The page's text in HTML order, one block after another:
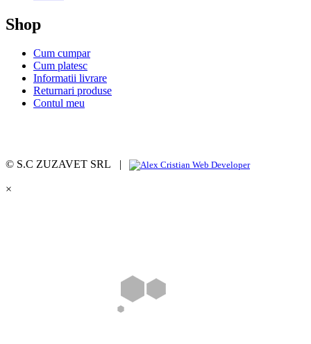
Shop
Cum cumpar
Cum platesc
Informatii livrare
Returnari produse
Contul meu
© S.C ZUZAVET SRL |
×